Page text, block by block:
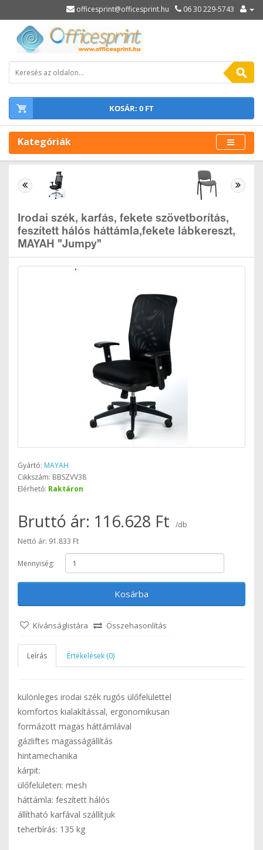
officesprint@officesprint.hu 06 30 229-5743
KOSÁR: 0 FT
Kategóriák
Irodai szék, karfás, fekete szövetborítás,
feszített hálós háttámla,fekete lábkereszt,
MAYAH "Jumpy"
Gyártó: MAYAH
Cikkszám: BBSZVV38
Elérhető: Raktáron
Bruttó ár: 116.628 Ft
/db
Nettó ár: 91.833 Ft
Mennyiség:
Kosárba
Kívánságlistára Összehasonlítás
Leírás Értékelések (0)
különleges irodai szék rugós ülőfelülettel
komfortos kialakítással, ergonomikusan
formázott magas háttámlával
gázliftes magasságállítás
hintamechanika
kárpit:
ülőfelületen: mesh
háttámla: feszített hálós
állítható karfával szállítjuk
teherbírás: 135 kg